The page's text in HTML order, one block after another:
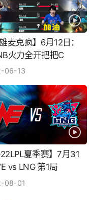
雄麦克疯】6月12日：
火力全开把把C
06-13
夏季赛】7月31
vs LNG 第1局
08-01